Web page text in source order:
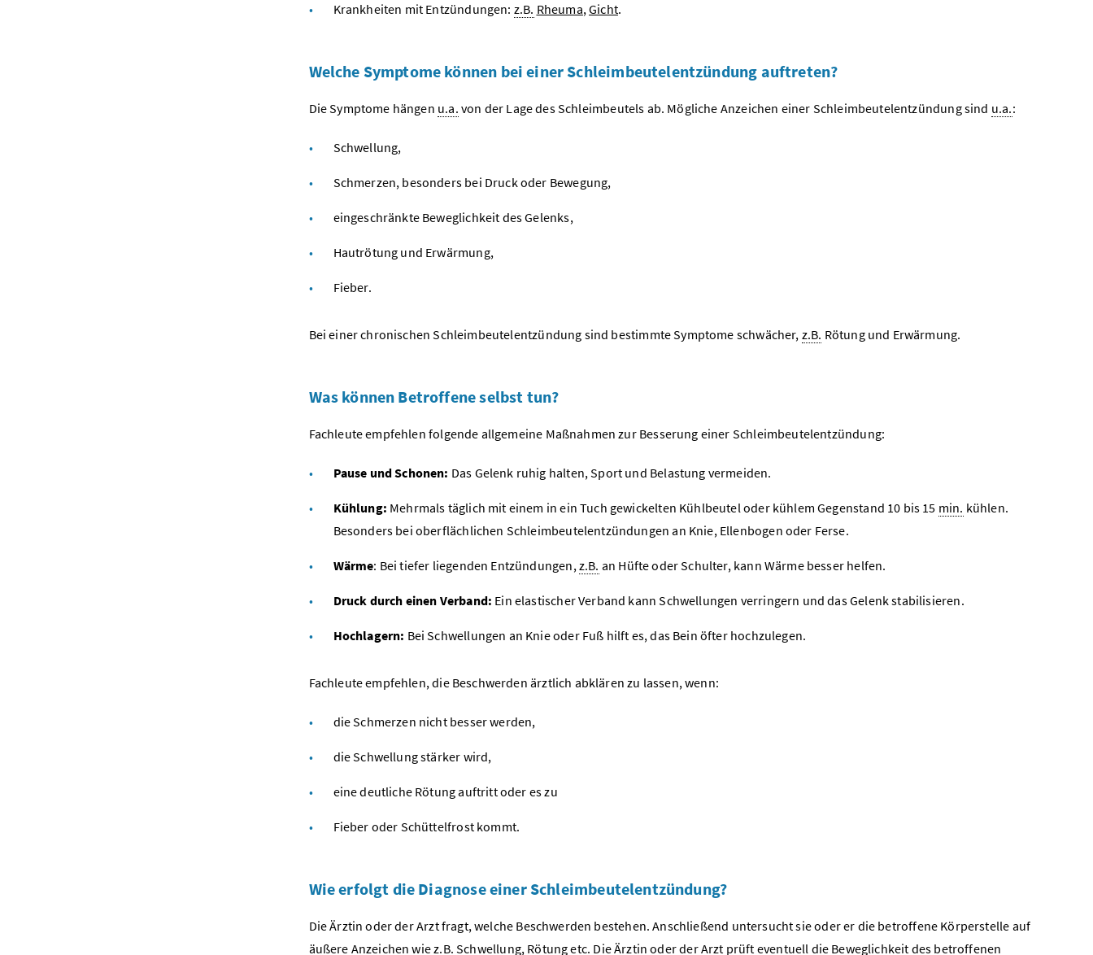
Krankheiten mit Entzündungen: z.B. Rheuma,Gicht.
Welche Symptome können bei einer Schleimbeutelentzündung auftreten?
Die Symptome hängen u.a. von der Lage des Schleimbeutels ab. Mögliche Anzeichen einer Schleimbeutelentzündung sind u.a.:
Schwellung,
Schmerzen, besonders bei Druck oder Bewegung,
eingeschränkte Beweglichkeit des Gelenks,
Hautrötung und Erwärmung,
Fieber.
Bei einer chronischen Schleimbeutelentzündung sind bestimmte Symptome schwächer, z.B. Rötung und Erwärmung.
Was können Betroffene selbst tun?
Fachleute empfehlen folgende allgemeine Maßnahmen zur Besserung einer Schleimbeutelentzündung:
Pause und Schonen: Das Gelenk ruhig halten, Sport und Belastung vermeiden.
Kühlung: Mehrmals täglich mit einem in ein Tuch gewickelten Kühlbeutel oder kühlem Gegenstand 10 bis 15 min. kühlen.
Besonders bei oberflächlichen Schleimbeutelentzündungen an Knie, Ellenbogen oder Ferse.
Wärme: Bei tiefer liegenden Entzündungen,z.B. an Hüfte oder Schulter, kann Wärme besser helfen.
Druck durch einen Verband: Ein elastischer Verband kann Schwellungen verringern und das Gelenk stabilisieren.
Hochlagern: Bei Schwellungen an Knie oder Fuß hilft es, das Bein öfter hochzulegen.
Fachleute empfehlen, die Beschwerden ärztlich abklären zu lassen, wenn:
die Schmerzen nicht besser werden,
die Schwellung stärker wird,
eine deutliche Rötung auftritt oder es zu
Fieber oder Schüttelfrost kommt.
Wie erfolgt die Diagnose einer Schleimbeutelentzündung?
Die Ärztin oder der Arzt fragt, welche Beschwerden bestehen. Anschließend untersucht sie oder er die betroffene Körperstelle auf
äußere Anzeichen wiez.B. Schwellung, Rötungetc. Die Ärztin oder der Arzt prüft eventuell die Beweglichkeit des betroffenen